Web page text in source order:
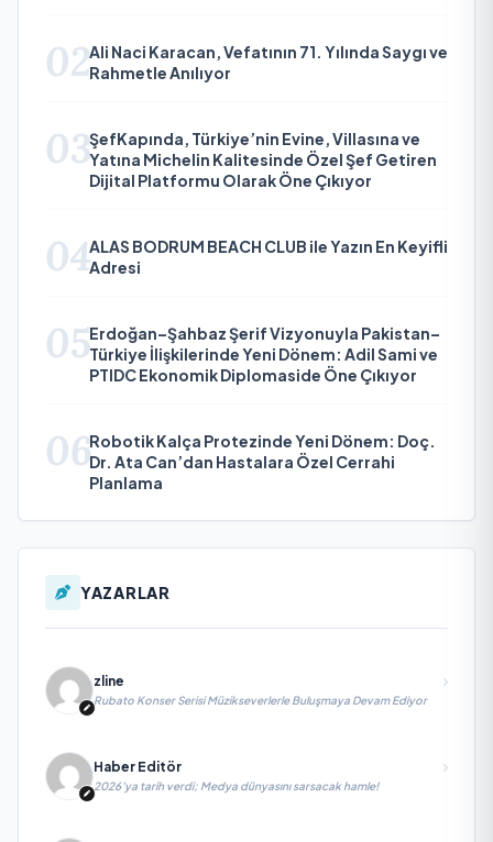
02Ali Naci Karacan, Vefatının 71. Yılında Saygı ve
Rahmetle Anılıyor
03ŞefKapında, Türkiye’nin Evine, Villasına ve
Yatına Michelin Kalitesinde Özel Şef Getiren
Dijital Platformu Olarak Öne Çıkıyor
04ALAS BODRUM BEACH CLUB ile Yazın En Keyifli
Adresi
05Erdoğan–Şahbaz Şerif Vizyonuyla Pakistan–
Türkiye İlişkilerinde Yeni Dönem: Adil Sami ve
PTIDC Ekonomik Diplomaside Öne Çıkıyor
06Robotik Kalça Protezinde Yeni Dönem: Doç.
Dr. Ata Can’dan Hastalara Özel Cerrahi
Planlama
YAZARLAR
zline
Rubato Konser Serisi Müzikseverlerle Buluşmaya Devam Ediyor
Haber Editör
2026’ya tarih verdi; Medya dünyasını sarsacak hamle!